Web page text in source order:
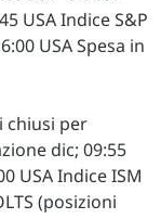
USA Indice S&P
USA Spesa in
chiusi per
dic; 09:55
USA Indice ISM
(posizioni